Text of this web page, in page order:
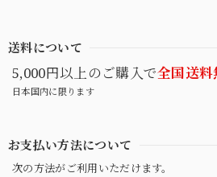
送料について
5,000円以上のご購入で全国送料
日本国内に限ります
お支払い方法について
次の方法がご利用いただけます。